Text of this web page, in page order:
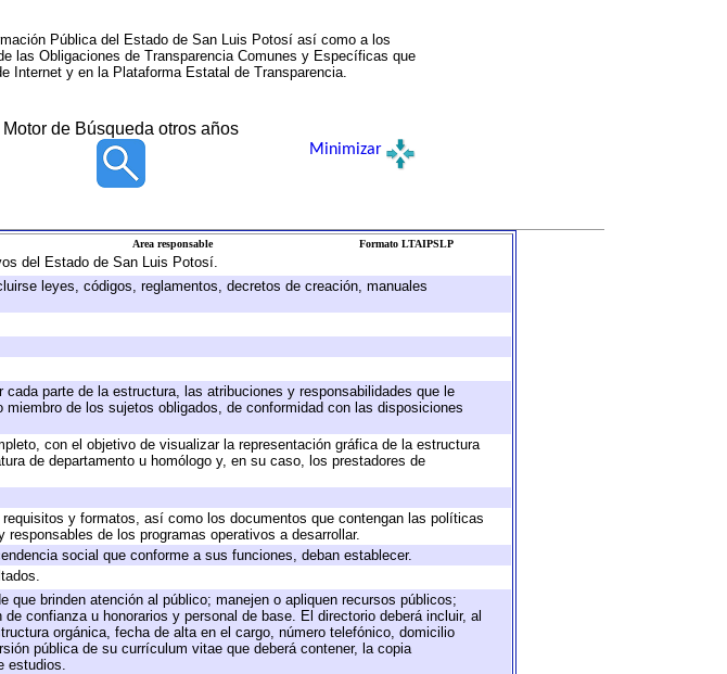
Pública del Estado de San Luis Potosí así como a los
las Obligaciones de Transparencia Comunes y Específicas que
Internet y en la Plataforma Estatal de Transparencia.
Motor de Búsqueda otros años
Minimizar
Area responsable Formato LTAIPSLP
del Estado de San Luis Potosí.
leyes, códigos, reglamentos, decretos de creación, manuales
parte de la estructura, las atribuciones y responsabilidades que le
de los sujetos obligados, de conformidad con las disposiciones
con el objetivo de visualizar la representación gráfica de la estructura
de departamento u homólogo y, en su caso, los prestadores de
y formatos, así como los documentos que contengan las políticas
de los programas operativos a desarrollar.
social que conforme a sus funciones, deban establecer.
brinden atención al público; manejen o apliquen recursos públicos;
confianza u honorarios y personal de base. El directorio deberá incluir, al
orgánica, fecha de alta en el cargo, número telefónico, domicilio
pública de su currículum vitae que deberá contener, la copia
estudios.